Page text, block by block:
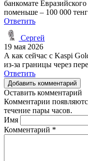
банкомате
поменьше – 100 000
Ответить
Сергей
19 мая 2026
А как сейчас с Kaspi
из-за границы через
Ответить
Добавить комментарий
Оставить комментарий
Комментарии
течение пары часов.
Имя
Комментарий *